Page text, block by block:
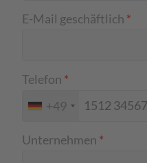
E-Mail geschäftlich *
Telefon *
+49
Unternehmen *